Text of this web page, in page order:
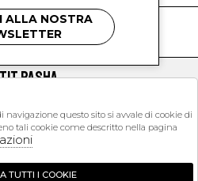
kids
PASHA
EXTRA
ALLA NOSTRA
questo sito si avvale di cookie di
tali cookie come descritto nella pagina
TUTTI I COOKIE